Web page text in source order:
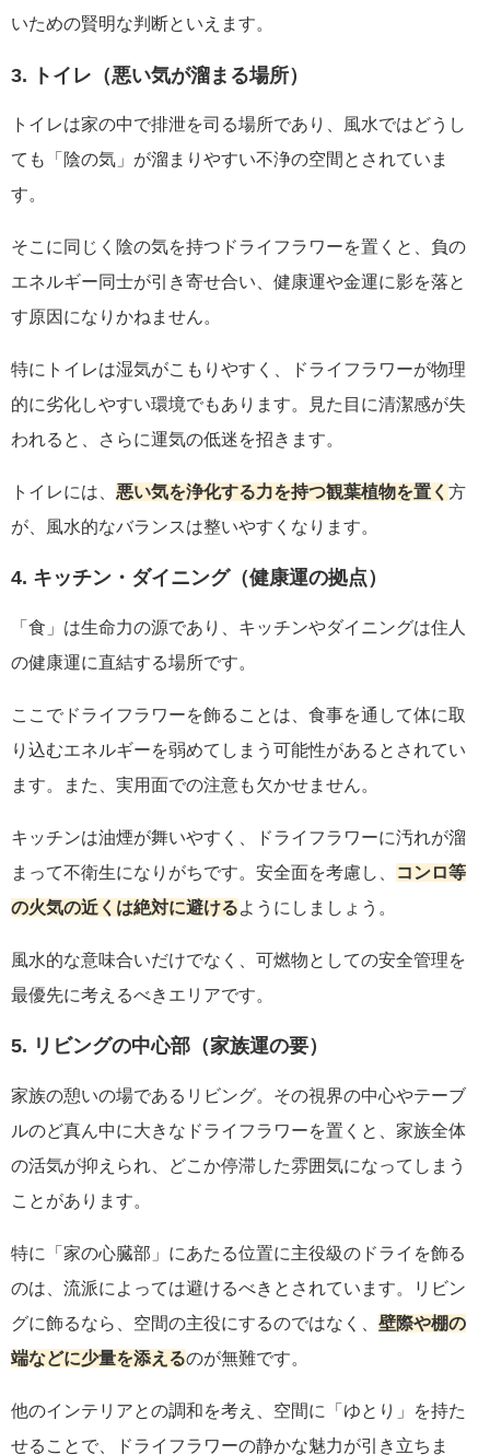
いための賢明な判断といえます。
3. トイレ（悪い気が溜まる場所）
トイレは家の中で排泄を司る場所であり、風水ではどうし
ても「陰の気」が溜まりやすい不浄の空間とされていま
す。
そこに同じく陰の気を持つドライフラワーを置くと、負の
エネルギー同士が引き寄せ合い、健康運や金運に影を落と
す原因になりかねません。
特にトイレは湿気がこもりやすく、ドライフラワーが物理
的に劣化しやすい環境でもあります。見た目に清潔感が失
われると、さらに運気の低迷を招きます。
トイレには、 悪い気を浄化する力を持つ観葉植物を置く 方
が、風水的なバランスは整いやすくなります。
4. キッチン・ダイニング（健康運の拠点）
「食」は生命力の源であり、キッチンやダイニングは住人
の健康運に直結する場所です。
ここでドライフラワーを飾ることは、食事を通して体に取
り込むエネルギーを弱めてしまう可能性があるとされてい
ます。また、実用面での注意も欠かせません。
キッチンは油煙が舞いやすく、ドライフラワーに汚れが溜
まって不衛生になりがちです。安全面を考慮し、
コンロ等
の火気の近くは絶対に避けるようにしましょう。
風水的な意味合いだけでなく、可燃物としての安全管理を
最優先に考えるべきエリアです。
5. リビングの中心部（家族運の要）
家族の憩いの場であるリビング。その視界の中心やテーブ
ルのど真ん中に大きなドライフラワーを置くと、家族全体
の活気が抑えられ、どこか停滞した雰囲気になってしまう
ことがあります。
特に「家の心臓部」にあたる位置に主役級のドライを飾る
のは、流派によっては避けるべきとされています。リビン
グに飾るなら、空間の主役にするのではなく、 壁際や棚の
端などに少量を添えるのが無難です。
他のインテリアとの調和を考え、空間に「ゆとり」を持た
せることで、ドライフラワーの静かな魅力が引き立ちま